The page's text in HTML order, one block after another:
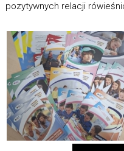
pozytywnych relacji